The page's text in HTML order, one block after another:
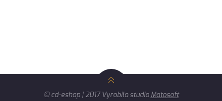
© cd-eshop | 2017 Vyrobilo studio Matosoft